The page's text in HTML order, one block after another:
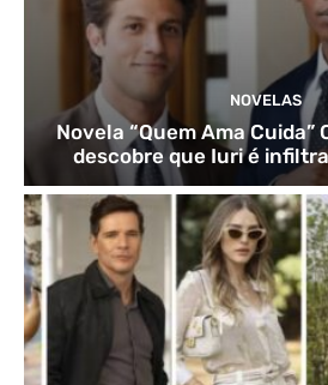
NOVELAS
Novela “Quem Ama Cuida”
descobre que Iuri é